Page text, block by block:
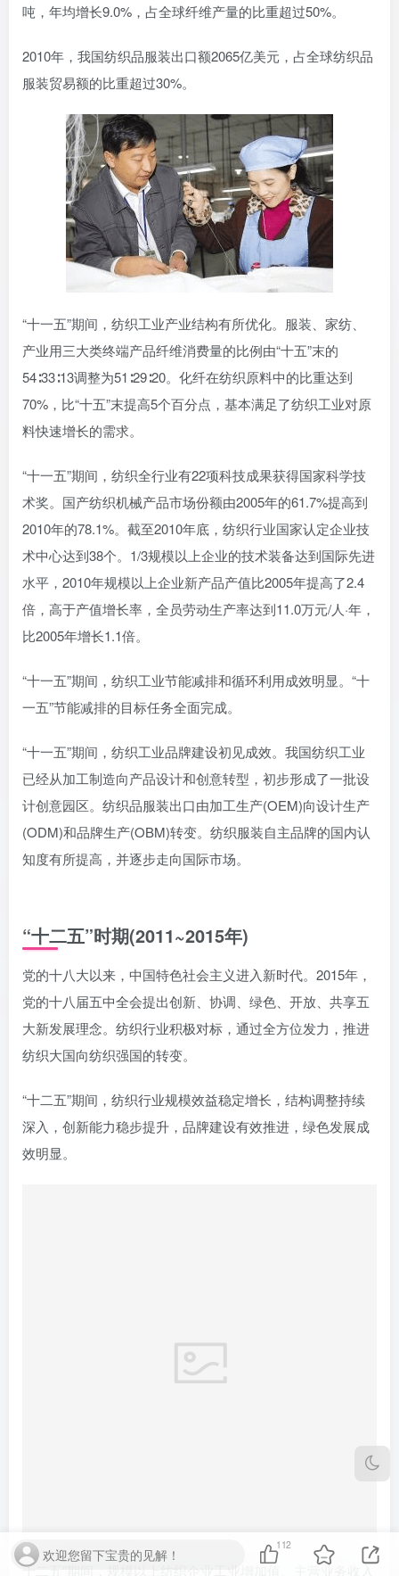
吨，年均增长9.0%，占全球纤维产量的比重超过50%。
2010年，我国纺织品服装出口额2065亿美元，占全球纺织品
服装贸易额的比重超过30%。
“十一五”期间，纺织工业产业结构有所优化。服装、家纺、
产业用三大类终端产品纤维消费量的比例由“十五”末的
54∶33∶13调整为51∶29∶20。化纤在纺织原料中的比重达到
70%，比“十五”末提高5个百分点，基本满足了纺织工业对原
料快速增长的需求。
“十一五”期间，纺织全行业有22项科技成果获得国家科学技
术奖。国产纺织机械产品市场份额由2005年的61.7%提高到
2010年的78.1%。截至2010年底，纺织行业国家认定企业技
术中心达到38个。1/3规模以上企业的技术装备达到国际先进
水平，2010年规模以上企业新产品产值比2005年提高了2.4
倍，高于产值增长率，全员劳动生产率达到11.0万元/人·年，
比2005年增长1.1倍。
“十一五”期间，纺织工业节能减排和循环利用成效明显。“十
一五”节能减排的目标任务全面完成。
“十一五”期间，纺织工业品牌建设初见成效。我国纺织工业
已经从加工制造向产品设计和创意转型，初步形成了一批设
计创意园区。纺织品服装出口由加工生产(OEM)向设计生产
(ODM)和品牌生产(OBM)转变。纺织服装自主品牌的国内认
知度有所提高，并逐步走向国际市场。
“十二五”时期(2011~2015年)
党的十八大以来，中国特色社会主义进入新时代。2015年，
党的十八届五中全会提出创新、协调、绿色、开放、共享五
大新发展理念。纺织行业积极对标，通过全方位发力，推进
纺织大国向纺织强国的转变。
“十二五”期间，纺织行业规模效益稳定增长，结构调整持续
深入，创新能力稳步提升，品牌建设有效推进，绿色发展成
效明显。
十二五”期间，规模以上纺织企业工业增加值、主营业务收入
总量50%以上；纺织品服装出口额年均增长6.6%，2015年达
欢迎您留下宝贵的见解！
112